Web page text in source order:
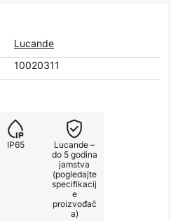
Lucande
10020311
IP65
Lucande –
do 5 godina
jamstva
(pogledajte
specifikacij
e
proizvođač
a)